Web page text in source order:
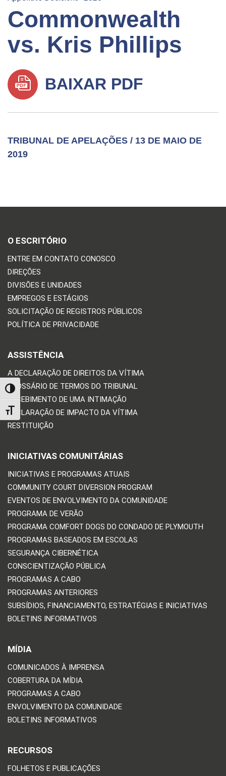
TOGGLE HIGH CONTRAST
TOGGLE FONT SIZE
Commonwealth
vs. Kris Phillips
BAIXAR PDF
TRIBUNAL DE APELAÇÕES / 13 DE MAIO DE
2019
O ESCRITÓRIO
ENTRE EM CONTATO CONOSCO
DIREÇÕES
DIVISÕES E UNIDADES
EMPREGOS E ESTÁGIOS
SOLICITAÇÃO DE REGISTROS PÚBLICOS
POLÍTICA DE PRIVACIDADE
ASSISTÊNCIA
A DECLARAÇÃO DE DIREITOS DA VÍTIMA
GLOSSÁRIO DE TERMOS DO TRIBUNAL
RECEBIMENTO DE UMA INTIMAÇÃO
DECLARAÇÃO DE IMPACTO DA VÍTIMA
RESTITUIÇÃO
INICIATIVAS COMUNITÁRIAS
INICIATIVAS E PROGRAMAS ATUAIS
COMMUNITY COURT DIVERSION PROGRAM
EVENTOS DE ENVOLVIMENTO DA COMUNIDADE
PROGRAMA DE VERÃO
PROGRAMA COMFORT DOGS DO CONDADO DE PLYMOUTH
PROGRAMAS BASEADOS EM ESCOLAS
SEGURANÇA CIBERNÉTICA
CONSCIENTIZAÇÃO PÚBLICA
PROGRAMAS A CABO
PROGRAMAS ANTERIORES
SUBSÍDIOS, FINANCIAMENTO, ESTRATÉGIAS E INICIATIVAS
BOLETINS INFORMATIVOS
MÍDIA
COMUNICADOS À IMPRENSA
COBERTURA DA MÍDIA
PROGRAMAS A CABO
ENVOLVIMENTO DA COMUNIDADE
BOLETINS INFORMATIVOS
RECURSOS
FOLHETOS E PUBLICAÇÕES